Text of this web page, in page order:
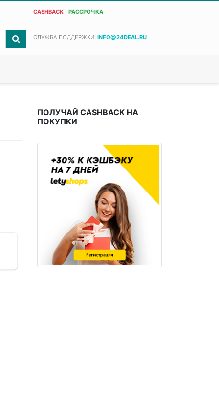
CASHBACK| РАССРОЧКА
СЛУЖБА ПОДДЕРЖКИ: INFO@24DEAL.RU
ПОЛУЧАЙ CASHBACK НА
ПОКУПКИ